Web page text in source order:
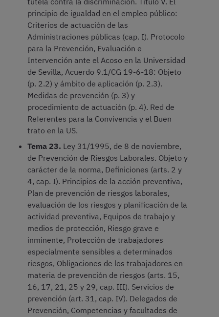
principio de igualdad en el empleo público:
Criterios de actuación de las
Administraciones públicas (cap. I). Protocolo
para la Prevención, Evaluación e
Intervención ante el Acoso en la Universidad
de Sevilla, Acuerdo 9.1/CG 19-6-18: Objeto
(p. 2.2) y ámbito de aplicación (p. 2.3).
Medidas de prevención (p. 3) y
procedimiento de actuación (p. 4). Red de
Referentes para la Convivencia y el Buen
trato en la US.
Tema 23. Ley 31/1995, de 8 de noviembre,
de Prevención de Riesgos Laborales. Objeto y
carácter de la norma, Definiciones (arts. 2 y
4, cap. I). Principios de la acción preventiva,
Plan de prevención de riesgos laborales,
evaluación de los riesgos y planificación de la
actividad preventiva, Equipos de trabajo y
medios de protección, Riesgo grave e
inminente, Protección de trabajadores
especialmente sensibles a determinados
riesgos, Obligaciones de los trabajadores en
materia de prevención de riesgos (arts. 15,
16, 17, 21, 25 y 29, cap. III). Servicios de
prevención (art. 31, cap. IV). Delegados de
Prevención, Competencias y facultades de